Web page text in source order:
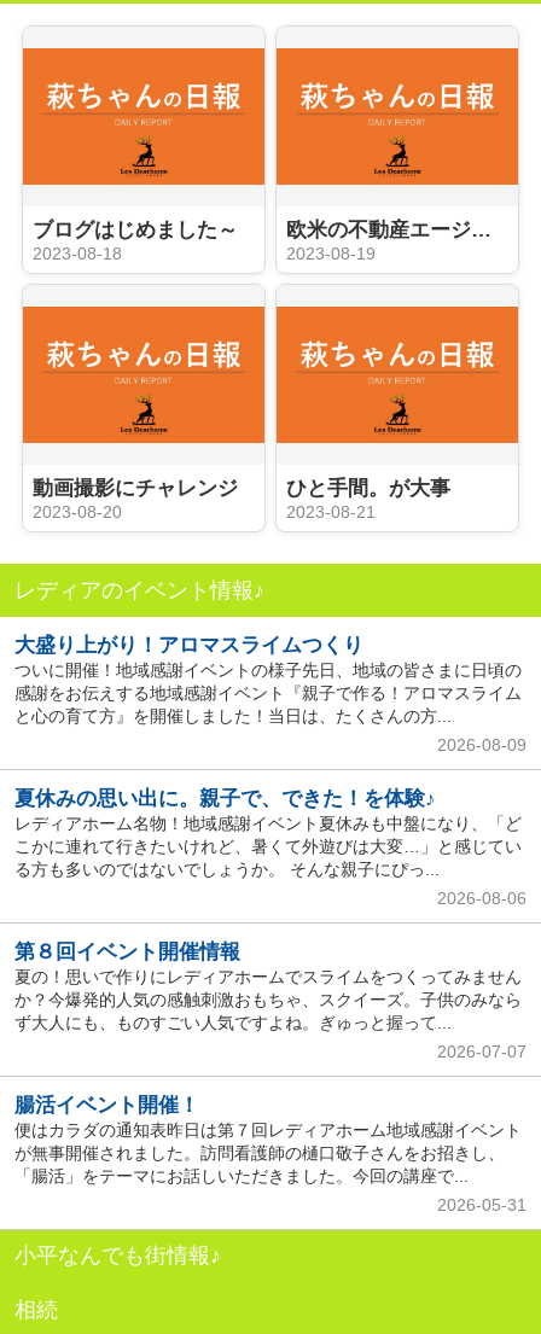
ブログはじめました～
2023-08-18
欧米の不動産エージェントのように
2023-08-19
動画撮影にチャレンジ
2023-08-20
ひと手間。が大事
2023-08-21
レディアのイベント情報♪
大盛り上がり！アロマスライムつくり
ついに開催！地域感謝イベントの様子先日、地域の皆さまに日頃の
感謝をお伝えする地域感謝イベント『親子で作る！アロマスライム
と心の育て方』を開催しました！当日は、たくさんの方...
2026-08-09
夏休みの思い出に。親子で、できた！を体験♪
レディアホーム名物！地域感謝イベント夏休みも中盤になり、「ど
こかに連れて行きたいけれど、暑くて外遊びは大変…」と感じてい
る方も多いのではないでしょうか。 そんな親子にぴっ...
2026-08-06
第８回イベント開催情報
夏の！思いで作りにレディアホームでスライムをつくってみません
か？今爆発的人気の感触刺激おもちゃ、スクイーズ。子供のみなら
ず大人にも、ものすごい人気ですよね。ぎゅっと握って...
2026-07-07
腸活イベント開催！
便はカラダの通知表昨日は第７回レディアホーム地域感謝イベント
が無事開催されました。訪問看護師の樋口敬子さんをお招きし、
「腸活」をテーマにお話しいただきました。今回の講座で...
2026-05-31
小平なんでも街情報♪
相続